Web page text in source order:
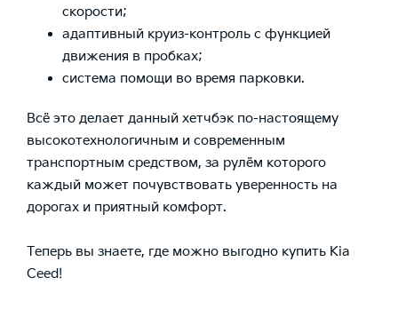
скорости;
адаптивный круиз-контроль с функцией
движения в пробках;
система помощи во время парковки.
Всё это делает данный хетчбэк по-настоящему
высокотехнологичным и современным
транспортным средством, за рулём которого
каждый может почувствовать уверенность на
дорогах и приятный комфорт.
Теперь вы знаете, где можно выгодно купить Kia
Ceed!